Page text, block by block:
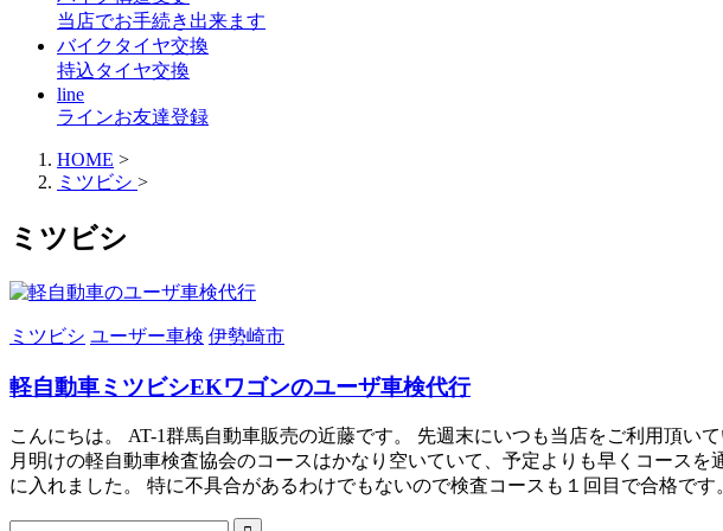
当店でお手続き出来ます
バイクタイヤ交換
持込タイヤ交換
line
ラインお友達登録
HOME >
ミツビシ >
ミツビシ
ミツビシ ユーザー車検 伊勢崎市
軽自動車ミツビシEKワゴンのユーザ車検代行
こんにちは。 AT-1群馬自動車販売の近藤です。 先週末にいつも当店をご利用頂
月明けの軽自動車検査協会のコースはかなり空いていて、予定よりも早くコース
に入れました。 特に不具合があるわけでもないので検査コースも１回目で合格で